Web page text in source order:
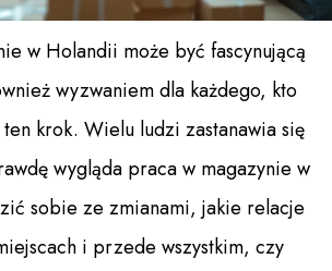
w Holandii może być fascynującą
wyzwaniem dla każdego, kto
krok. Wielu ludzi zastanawia się
wygląda praca w magazynie w
sobie ze zmianami, jakie relacje
i przede wszystkim, czy